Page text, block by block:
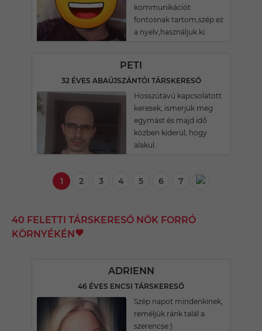
kommunikációt
fontosnak tartom,szép ez
a nyelv,használjuk ki.
PETI
32 ÉVES ABAÚJSZÁNTÓI TÁRSKERESŐ
Hosszútávú kapcsolatott
keresek, ismerjük meg
egymást és majd idő
közben kiderül, hogy
alakul.
1 2 3 4 5 6 7
40 FELETTI TÁRSKERESŐ NŐK FORRÓ
KÖRNYÉKÉN
ADRIENN
46 ÉVES ENCSI TÁRSKERESŐ
Szép napot mindenkinek,
reméljük ránk talál a
szerencse:)